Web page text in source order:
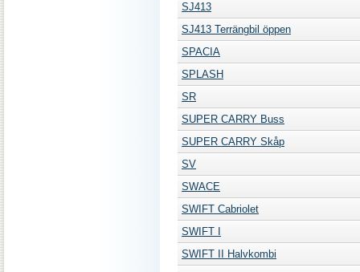
SJ413
SJ413 Terrängbil öppen
SPACIA
SPLASH
SR
SUPER CARRY Buss
SUPER CARRY Skåp
SV
SWACE
SWIFT Cabriolet
SWIFT I
SWIFT II Halvkombi